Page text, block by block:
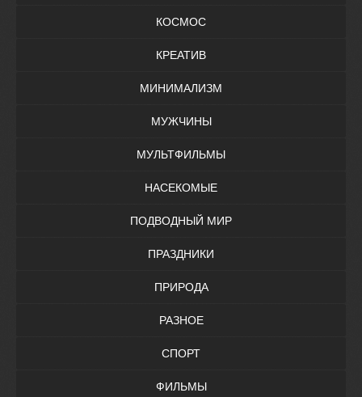
КОСМОС
КРЕАТИВ
МИНИМАЛИЗМ
МУЖЧИНЫ
МУЛЬТФИЛЬМЫ
НАСЕКОМЫЕ
ПОДВОДНЫЙ МИР
ПРАЗДНИКИ
ПРИРОДА
РАЗНОЕ
СПОРТ
ФИЛЬМЫ